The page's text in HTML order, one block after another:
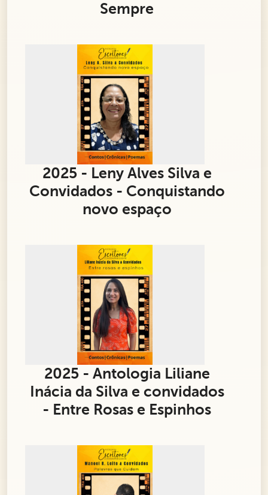
Sempre
2025 - Leny Alves Silva e
Convidados - Conquistando
novo espaço
2025 - Antologia Liliane
Inácia da Silva e convidados
- Entre Rosas e Espinhos